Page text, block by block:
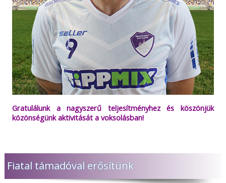
Gratulálunk a nagyszerű teljesítményhez és köszönjük
közönségünk aktivitását a voksolásban!
Fiatal támadóval erősítünk